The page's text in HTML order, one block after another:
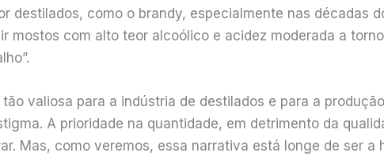
destilados, como o brandy, especialmente nas décadas
mostos com alto teor alcoólico e acidez moderada a
valiosa para a indústria de destilados e para a
A prioridade na quantidade, em detrimento da
Mas, como veremos, essa narrativa está longe de ser a